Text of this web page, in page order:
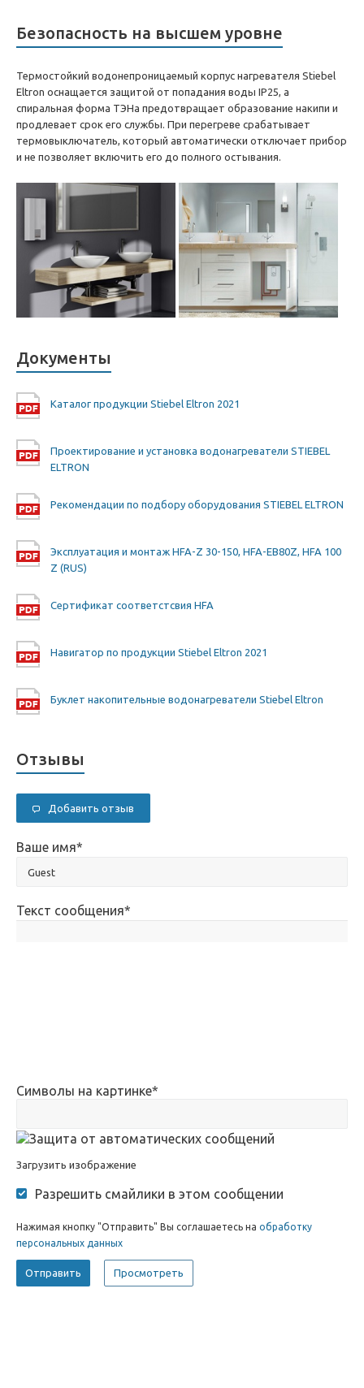
Безопасность на высшем уровне
Термостойкий водонепроницаемый корпус нагревателя Stiebel
Eltron оснащается защитой от попадания воды IP25, а
спиральная форма ТЭНа предотвращает образование накипи и
продлевает срок его службы. При перегреве срабатывает
термовыключатель, который автоматически отключает прибор
и не позволяет включить его до полного остывания.
Документы
Каталог продукции Stiebel Eltron 2021
Проектирование и установка водонагреватели STIEBEL
ELTRON
Рекомендации по подбору оборудования STIEBEL ELTRON
Эксплуатация и монтаж HFA-Z 30-150, HFA-EB80Z, HFA 100
Z (RUS)
Сертификат соответстсвия HFA
Навигатор по продукции Stiebel Eltron 2021
Буклет накопительные водонагреватели Stiebel Eltron
Отзывы
Добавить отзыв
Ваше имя*
Текст сообщения*
Символы на картинке*
Загрузить изображение
Разрешить смайлики в этом сообщении
Нажимая кнопку "Отправить" Вы соглашаетесь на обработку
персональных данных